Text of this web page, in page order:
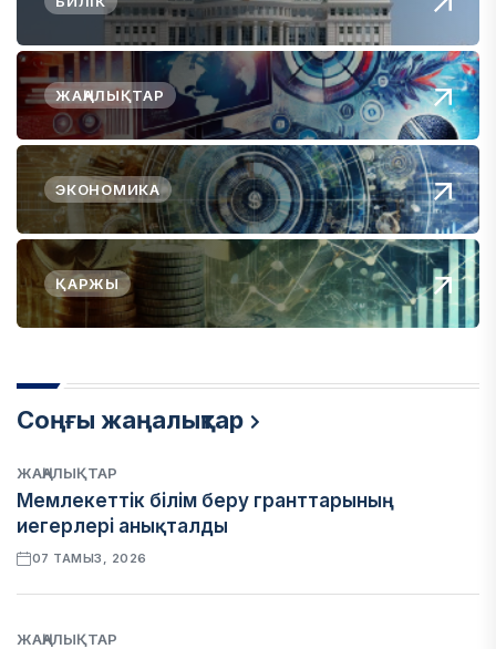
ЖАҢАЛЫҚТАР
ЭКОНОМИКА
ҚАРЖЫ
Соңғы жаңалықтар
ЖАҢАЛЫҚТАР
Мемлекеттік білім беру гранттарының
иегерлері анықталды
07 ТАМЫЗ, 2026
ЖАҢАЛЫҚТАР